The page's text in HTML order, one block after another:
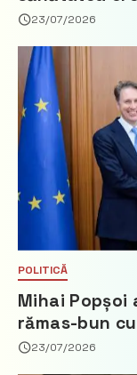
23/07/2026
POLITICĂ
Mihai Popșoi
rămas-bun
Țărilor de Jos,
23/07/2026